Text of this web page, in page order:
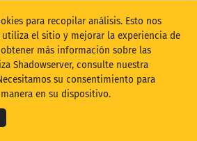
Restablecer
Descargar como PNGFOUNDATION
Contacte con nosotros
Créditos
para recopilar análisis. Esto nos
el sitio y mejorar la experiencia de
más información sobre las
Shadowserver, consulte nuestra
su consentimiento para
en su dispositivo.